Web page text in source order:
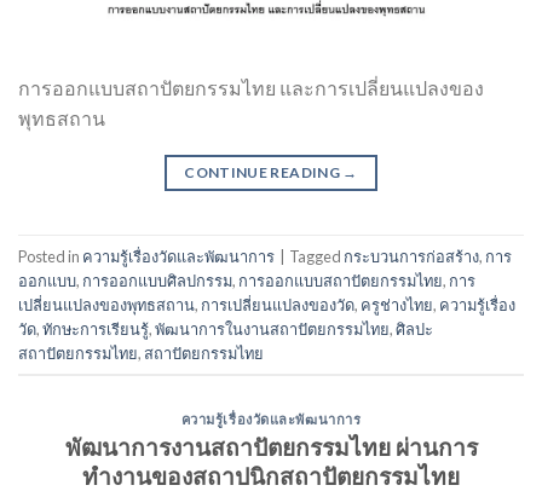
การออกแบบสถาปัตยกรรมไทย และการเปลี่ยนแปลงของ
พุทธสถาน
CONTINUE READING →
Posted in ความรู้เรื่องวัดและพัฒนาการ Tagged กระบวนการก่อสร้าง, การ
ออกแบบ, การออกแบบศิลปกรรม, การออกแบบสถาปัตยกรรมไทย, การ
เปลี่ยนแปลงของพุทธสถาน, การเปลี่ยนแปลงของวัด, ครูช่างไทย, ความรู้เรื่อง
วัด,ทักษะการเรียนรู้,พัฒนาการในงานสถาปัตยกรรมไทย,ศิลปะ
สถาปัตยกรรมไทย, สถาปัตยกรรมไทย
ความรู้เรื่องวัดและพัฒนาการ
พัฒนาการงานสถาปัตยกรรมไทย ผ่านการ
ทำงานของสถาปนิกสถาปัตยกรรมไทย